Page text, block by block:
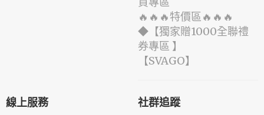
🔥🔥🔥特價區🔥🔥🔥
◆【獨家贈1000全聯禮
券專區 】
️【SVAGO】️
線上服務 社群追蹤